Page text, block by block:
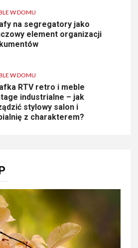
W DOMU
na segregatory jako
element organizacji
W DOMU
RTV retro i meble
industrialne – jak
stylowy salon i
z charakterem?